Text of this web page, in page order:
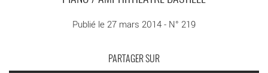
Publié le 27 mars 2014 - N° 219
PARTAGER SUR